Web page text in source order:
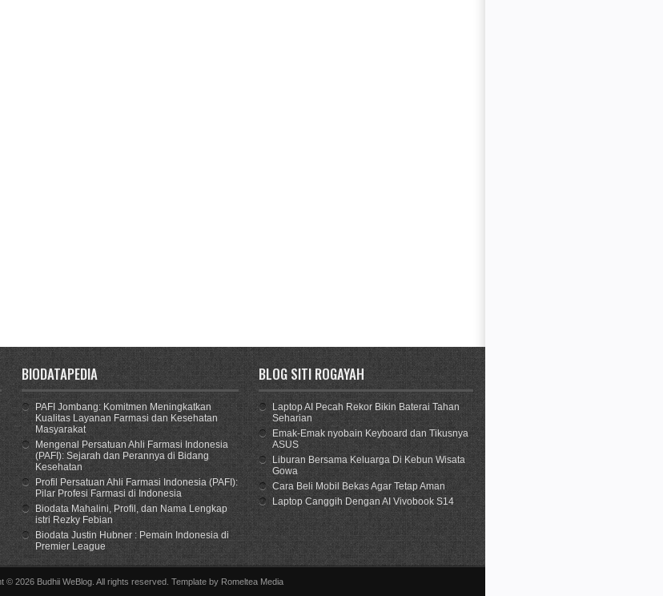
BIODATAPEDIA
PAFI Jombang: Komitmen Meningkatkan
Kualitas Layanan Farmasi dan Kesehatan
Masyarakat
Mengenal Persatuan Ahli Farmasi Indonesia
(PAFI): Sejarah dan Perannya di Bidang
Kesehatan
Profil Persatuan Ahli Farmasi Indonesia (PAFI):
Pilar Profesi Farmasi di Indonesia
Biodata Mahalini, Profil, dan Nama Lengkap
istri Rezky Febian
Biodata Justin Hubner : Pemain Indonesia di
Premier League
BLOG SITI ROGAYAH
Laptop AI Pecah Rekor Bikin Baterai Tahan
Seharian
Emak-Emak nyobain Keyboard dan Tikusnya
ASUS
Liburan Bersama Keluarga Di Kebun Wisata
Gowa
Cara Beli Mobil Bekas Agar Tetap Aman
Laptop Canggih Dengan AI Vivobook S14
© 2026 Budhii WeBlog . All rights reserved. Template by Romeltea Media